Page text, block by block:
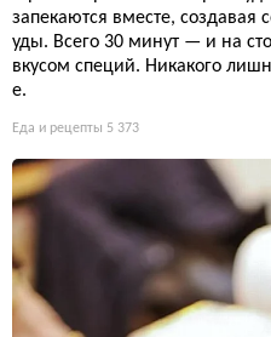
запекаются вместе,
уды. Всего 30 минут — и на
вкусом специй. Никакого
е.
Еда и рецепты 5 373